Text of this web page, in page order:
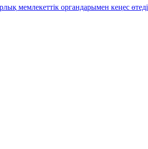
мемлекеттік органдарымен кеңес өтеді